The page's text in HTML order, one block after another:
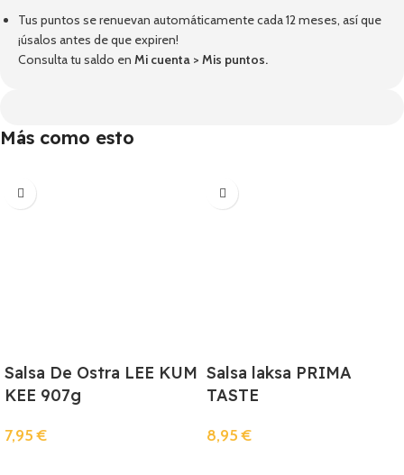
Tus puntos se renuevan automáticamente cada 12 meses, así que
¡úsalos antes de que expiren!
Consulta tu saldo en Mi cuenta > Mis puntos.
Más como esto
Salsa De Ostra LEE KUM
KEE 907g
7,95€
Salsa laksa PRIMA
TASTE
8,95€